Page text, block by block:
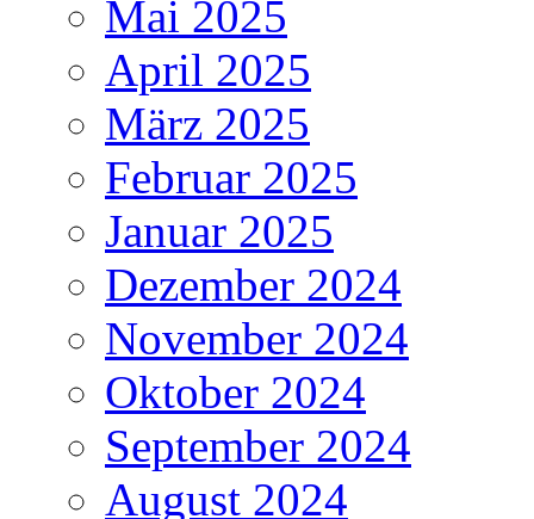
Mai 2025
April 2025
März 2025
Februar 2025
Januar 2025
Dezember 2024
November 2024
Oktober 2024
September 2024
August 2024